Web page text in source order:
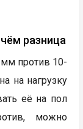
разница
мм против 10-
на нагрузку
её на пол
можно